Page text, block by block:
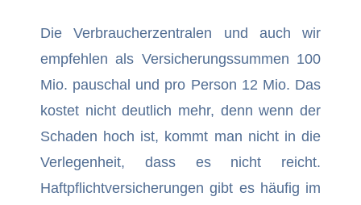
Die Verbraucherzentralen und auch wir
empfehlen als Versicherungssummen 100
Mio. pauschal und pro Person 12 Mio. Das
kostet nicht deutlich mehr, denn wenn der
Schaden hoch ist, kommt man nicht in die
Verlegenheit, dass es nicht reicht.
Haftpflichtversicherungen gibt es häufig im